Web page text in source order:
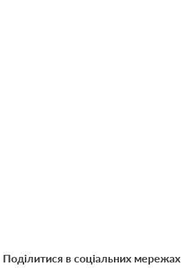
Поділитися в соціальних мережах